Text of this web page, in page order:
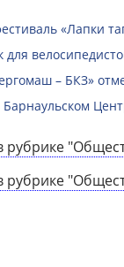
«Лапки
– БКЗ»
рубрике